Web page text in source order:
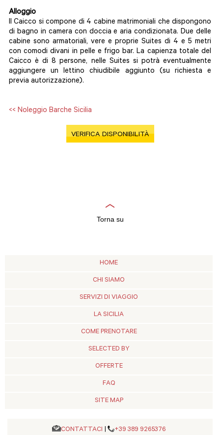
Alloggio
Il Caicco si compone di 4 cabine matrimoniali che dispongono
di bagno in camera con doccia e aria condizionata. Due delle
cabine sono armatoriali, vere e proprie Suites di 4 e 5 metri
con comodi divani in pelle e frigo bar. La capienza totale del
Caicco è di 8 persone, nelle Suites si potrà eventualmente
aggiungere un lettino chiudibile aggiunto (su richiesta e
previa autorizzazione).
<< Noleggio Barche Sicilia
VERIFICA DISPONIBILITÀ
Torna su
HOME
CHI SIAMO
SERVIZI DI VIAGGIO
LA SICILIA
COME PRENOTARE
SELECTED BY
OFFERTE
FAQ
SITE MAP
CONTATTACI | +39 389 9265376